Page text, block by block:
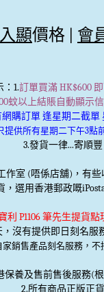
顯價格 | 會
：1.訂單買滿 HK$600
蚊以上結賬自動顯示
網購訂單 逢星期二截單
提供所有星期二下午3點
3.發貨一律...寄順豐
作室 (唔係店舖)，有
選用香港郵政嘅
利 P1106 筆先生提貨點
沒有提供即日刻名服
家銷售產品刻名服務，不
保養及售前售後服務(
2.所有商品正版正貨